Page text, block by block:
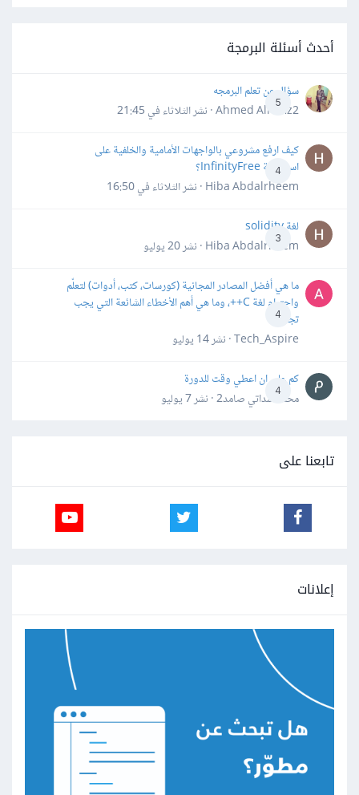
أحدث أسئلة البرمجة
5
سؤال عن تعلم البرمجه
Ahmed Alhafiz2 · نشر
الثلاثاء في 21:45
4
كيف ارفع مشروعي بالواجهات الأمامية والخلفية على
استضافة InfinityFree؟
Hiba Abdalrheem · نشر
الثلاثاء في 16:50
3
لغة solidity
Hiba Abdalrheem · نشر
20 يوليو
4
ما هي أفضل المصادر المجانية (كورسات، كتب، أدوات) لتعلّم
واحترام لغة C++، وما هي أهم الأخطاء الشائعة التي يجب
تجنبها؟
Tech_Aspire · نشر
14 يوليو
4
كم علي ان اعطي وقت للدورة
محمد سداتي صامد2 · نشر
7 يوليو
تابعنا على
إعلانات